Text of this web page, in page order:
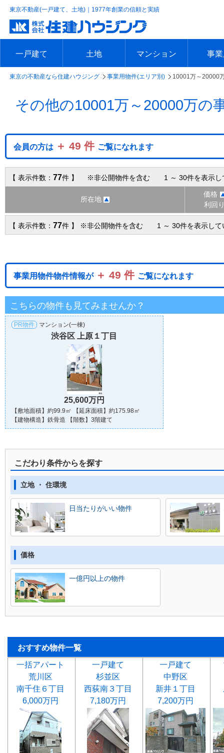
東京不動産(一戸建て、土地)｜1977年創業の信頼と実績
一戸建て
エリアで探す
沿線で探す
新築一戸建て
中古一戸建て
本日の新着物件
今週の新着物件
土地
エリアで探す
沿線で探す
本日の新着物件
今週の新着物件
マンション
エリアで探す
沿線で探す
本日の新着物件
今週の新着物件
事
エリア
沿線で
本日
今週
東京の不動産なら住建ハウジング 事業用物件(エリア別) 10001万～20000
その他の10001万～20000万の
会員の方は ＋ 49 件 ご覧になれます
【 表示件数： 77件 】 ※非公開物件を含む 1 ～ 30件を表示し
所在地
価格
利回
【 表示件数： 77件 】 ※非公開物件を含む 1 ～ 30件を表示して
事業用物件物件情報が ＋ 49 件 ご覧になれます
こちらの物件も見てみませんか？
PR物件 マンション(一棟)
渋谷区 上原１丁目
25,600万円
【敷地面積】約99.9㎡ 【延床面積】約175.98㎡
【建物構造】鉄骨造 【階数】3階建て
こだわり条件からを探す
立地 ・ 住環境
日当たりがいい物件
価格
一億円以上の物件
おすすめ物件一覧
一括アパート
荒川区
南千住６丁目
6,000万円
一戸建て
杉並区
西荻南３丁目
7,180万円
一戸建て
中野区
新井１丁目
7,200万円